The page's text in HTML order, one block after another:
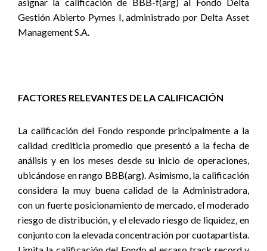
Gestión Abierto Pymes I, administrado por Delta Asset
Management S.A.
FACTORES RELEVANTES DE LA CALIFICACIÓN
La calificación del Fondo responde principalmente a la
calidad crediticia promedio que presentó a la fecha de
análisis y en los meses desde su inicio de operaciones,
ubicándose en rango BBB(arg). Asimismo, la calificación
considera la muy buena calidad de la Administradora,
con un fuerte posicionamiento de mercado, el moderado
riesgo de distribución, y el elevado riesgo de liquidez, en
conjunto con la elevada concentración por cuotapartista.